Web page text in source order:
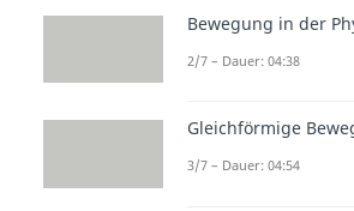
Bewegung in der
2/7 – Dauer: 04:38
Gleichförmige
3/7 – Dauer: 04:54